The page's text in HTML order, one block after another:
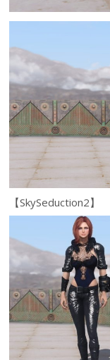
【SkySeduction2】